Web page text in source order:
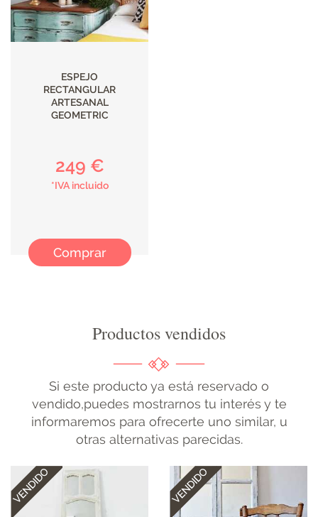
MUEBLE
MUEBLE
NUEVO
ESPEJO
RECTANGULAR
ARTESANAL
GEOMETRIC
249 €
*IVA incluido
Comprar
Productos vendidos
Si este producto ya está reservado o
vendido,puedes mostrarnos tu interés y te
informaremos para ofrecerte uno similar, u
otras alternativas parecidas.